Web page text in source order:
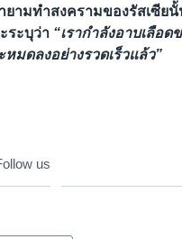
ามทำสงครามของรัสเซียนั้
ระบุว่า “เรากำลังอาบเลือดข
หมดลงอย่างรวดเร็วแล้ว”
us